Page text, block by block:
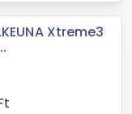
Xtreme3